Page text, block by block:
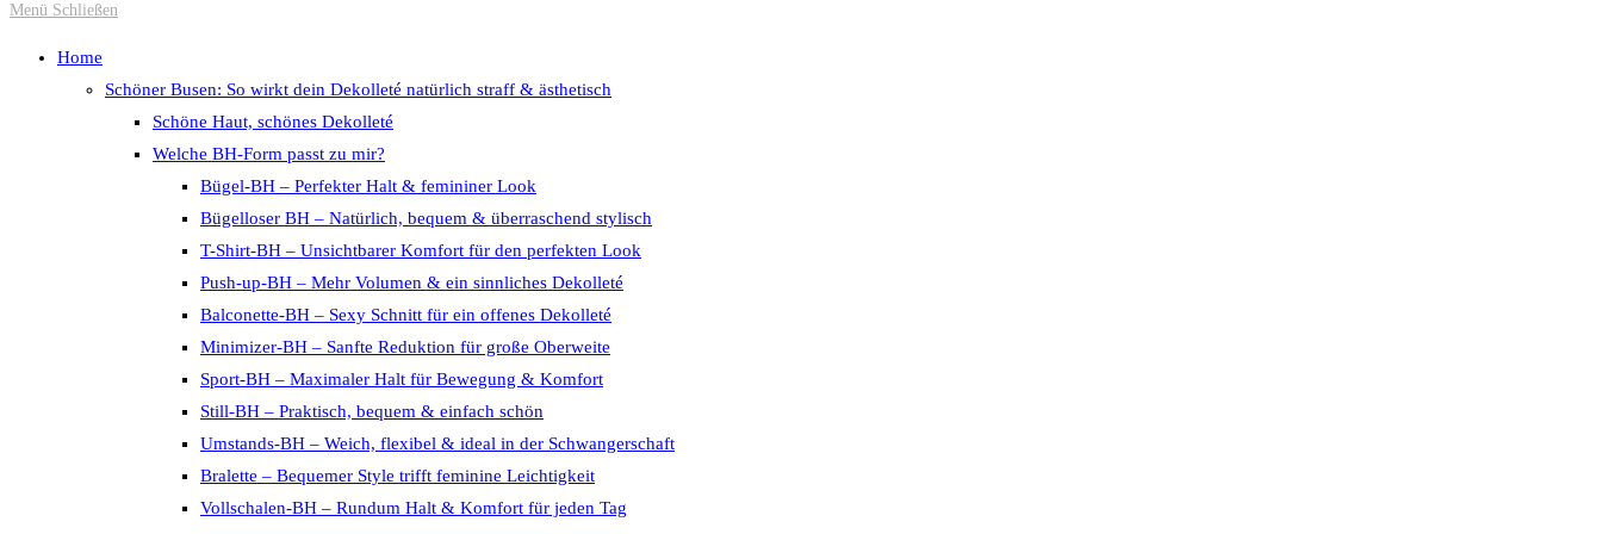
the
search
panel.
Menü Schließen
Home
Schöner Busen: So wirkt dein Dekolleté natürlich straff & ästhetisch
Schöne Haut, schönes Dekolleté
Welche BH-Form passt zu mir?
Bügel-BH – Perfekter Halt & femininer Look
Bügelloser BH – Natürlich, bequem & überraschend stylisch
T-Shirt-BH – Unsichtbarer Komfort für den perfekten Look
Push-up-BH – Mehr Volumen & ein sinnliches Dekolleté
Balconette-BH – Sexy Schnitt für ein offenes Dekolleté
Minimizer-BH – Sanfte Reduktion für große Oberweite
Sport-BH – Maximaler Halt für Bewegung & Komfort
Still-BH – Praktisch, bequem & einfach schön
Umstands-BH – Weich, flexibel & ideal in der Schwangerschaft
Bralette – Bequemer Style trifft feminine Leichtigkeit
Vollschalen-BH – Rundum Halt & Komfort für jeden Tag